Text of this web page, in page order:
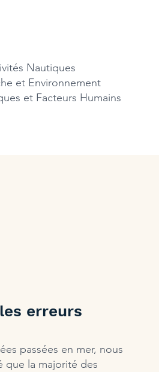
Nautiques
et Environnement
et Facteurs Humains
erreurs
passées en mer, nous
que la majorité des